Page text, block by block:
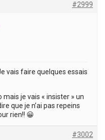
#2999
vais faire quelques essais
je vais « insister » un
que je n’ai pas repeins
rien!! 😀
#3002